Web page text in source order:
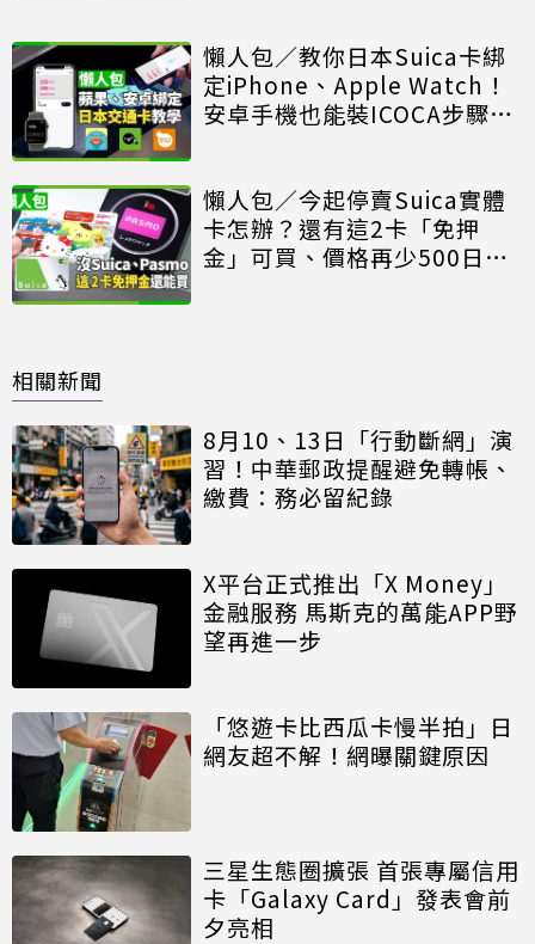
懶人包／教你日本Suica卡綁
定iPhone、Apple Watch！
安卓手機也能裝ICOCA步驟教
懶人包／今起停賣Suica實體
卡怎辦？還有這2卡「免押
金」可買、價格再少500日
相關新聞
8月10、13日「行動斷網」演
習！中華郵政提醒避免轉帳、
繳費：務必留紀錄
X平台正式推出「X Money」
金融服務 馬斯克的萬能APP野
望再進一步
「悠遊卡比西瓜卡慢半拍」日
網友超不解！網曝關鍵原因
三星生態圈擴張 首張專屬信用
卡「Galaxy Card」發表會前
夕亮相